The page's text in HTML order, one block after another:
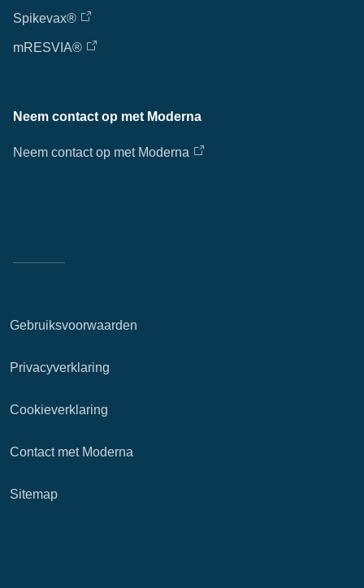
Spikevax®
mRESVIA®
Neem contact op met Moderna
Neem contact op met Moderna
Gebruiksvoorwaarden
Privacyverklaring
Cookieverklaring
Contact met Moderna
Sitemap